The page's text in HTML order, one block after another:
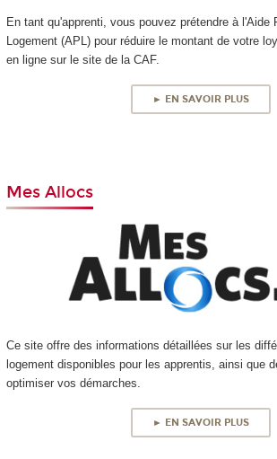
En tant qu'apprenti, vous pouvez prétendre à l'Aide
Logement (APL) pour réduire le montant de votre
en ligne sur le site de la CAF.
► EN SAVOIR PLUS
Mes Allocs
Ce site offre des informations détaillées sur les
logement disponibles pour les apprentis, ainsi que
optimiser vos démarches.
► EN SAVOIR PLUS